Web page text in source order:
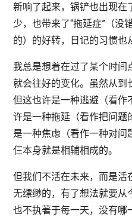
新响了起来，锅铲也出现在
少，也带来了“拖延症”（没
的）的好转，日记的习惯也
我总是想着在过了某个时
就会往好的变化。虽然从到
但这也许是一种逃避（看
许是一种拖延（看作把问
是一种焦虑（看作一种对
仨本身就是相辅相成的。
但我们不活在未来，而是活
无缥缈的，有了想法就要从
也不执著于每一天，没有哪